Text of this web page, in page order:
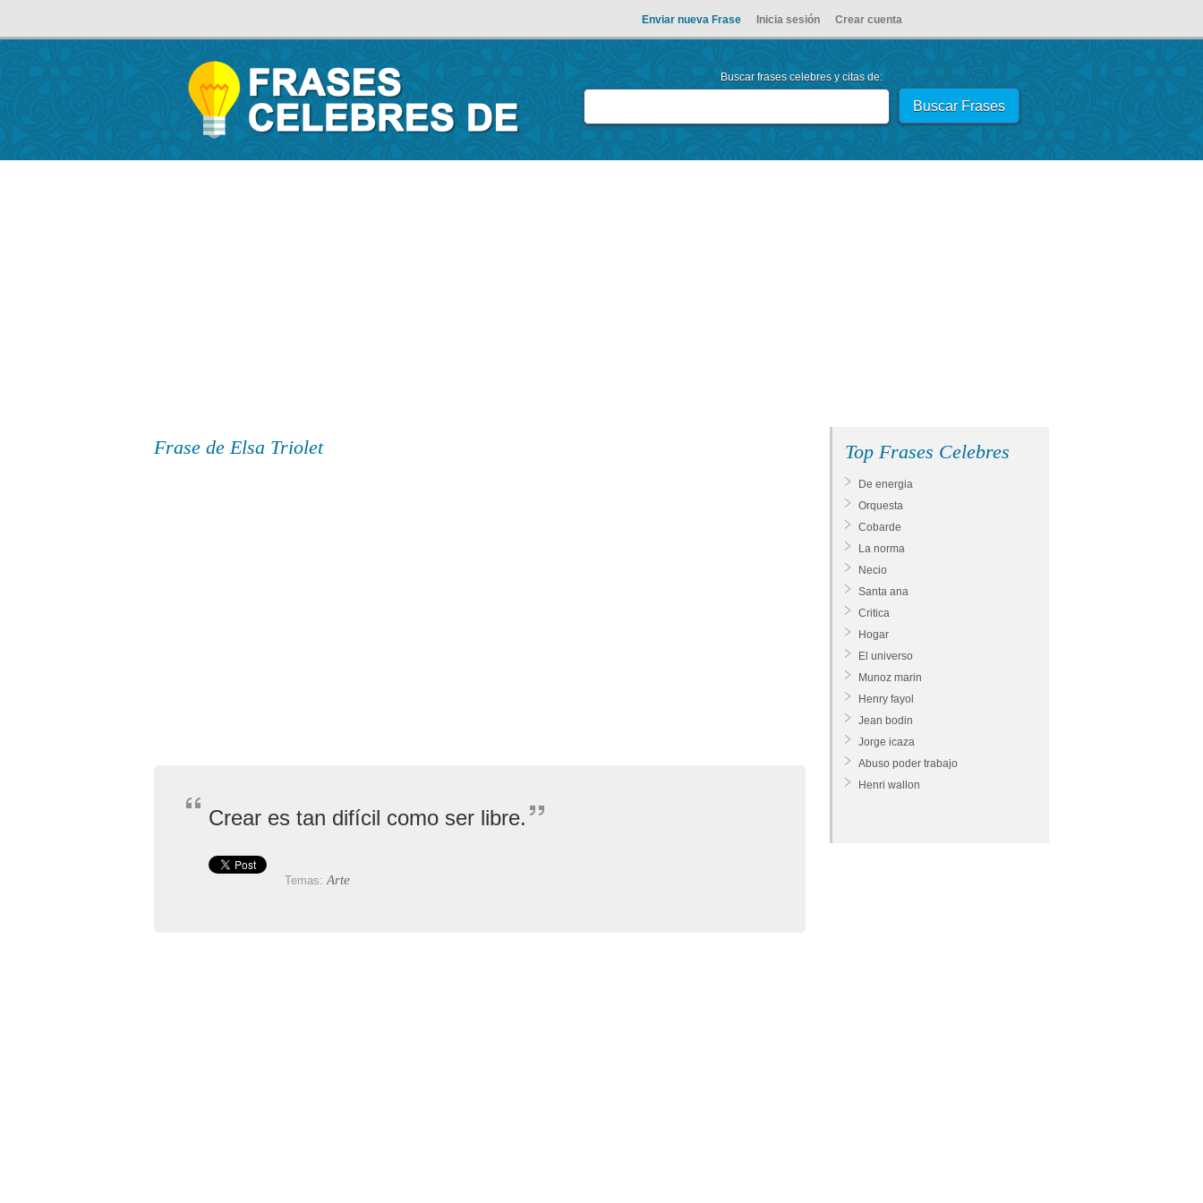
Enviar nueva Frase Inicia sesión Crear cuenta
Buscar frases celebres y citas de:
Frase de Elsa Triolet
Crear es tan difícil como ser libre.
Temas:Arte
Top Frases Celebres
De energia
Orquesta
Cobarde
La norma
Necio
Santa ana
Critica
Hogar
El universo
Munoz marin
Henry fayol
Jean bodin
Jorge icaza
Abuso poder trabajo
Henri wallon